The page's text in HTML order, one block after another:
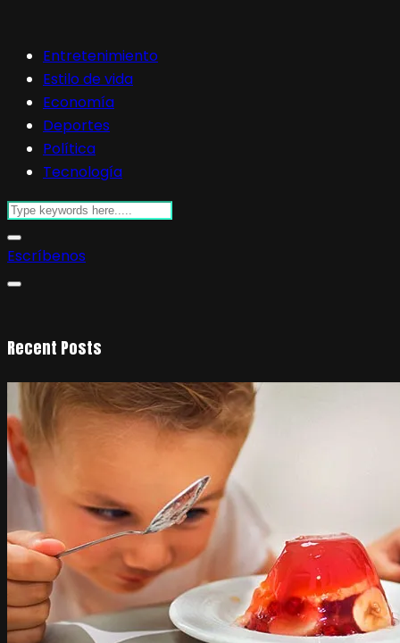
Entretenimiento
Estilo de vida
Economía
Deportes
Política
Tecnología
Escríbenos
Recent Posts